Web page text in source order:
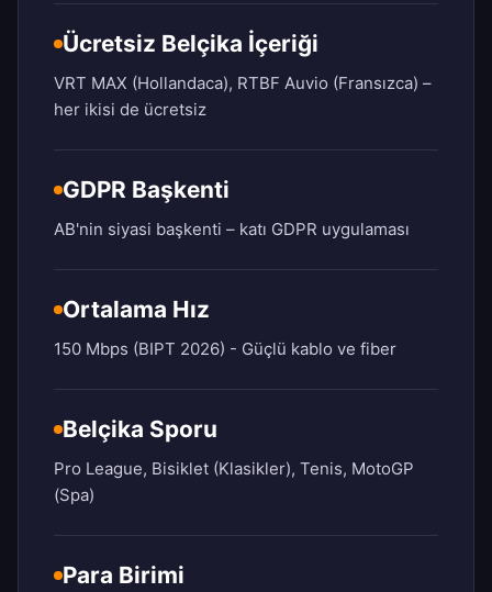
Ücretsiz Belçika İçeriği
VRT MAX (Hollandaca), RTBF Auvio (Fransızca) –
her ikisi de ücretsiz
GDPR Başkenti
AB'nin siyasi başkenti – katı GDPR uygulaması
Ortalama Hız
150 Mbps (BIPT 2026) - Güçlü kablo ve fiber
Belçika Sporu
Pro League, Bisiklet (Klasikler), Tenis, MotoGP
(Spa)
Para Birimi